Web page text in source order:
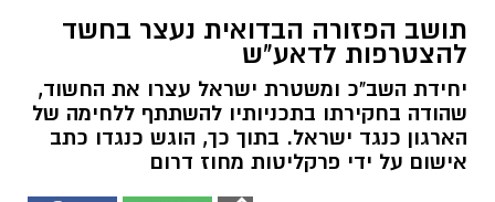
תושב הפזורה הבדואית נעצר בחשד
להצטרפות לדאע"ש
יחידת השב"כ ומשטרת ישראל עצרו את החשוד,
שהודה בחקירתו בתכניותיו להשתתף ללחימה של
הארגון כנגד ישראל. בתוך כך, הוגש כנגדו כתב
אישום על ידי פרקליטות מחוז דרום